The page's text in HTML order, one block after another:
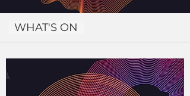
WHAT'S ON